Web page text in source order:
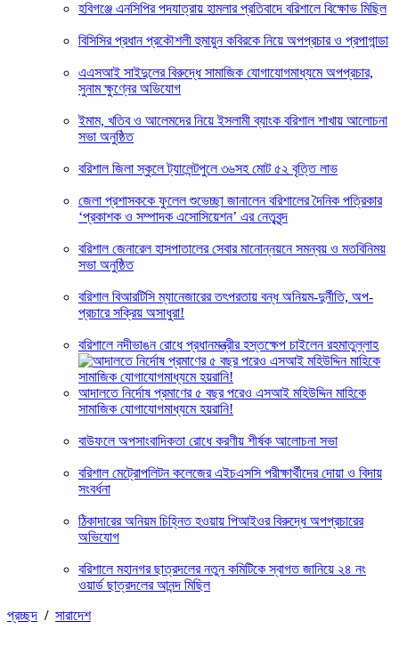
হবিগঞ্জে এনসিপির পদযাত্রায় হামলার প্রতিবাদে বরিশালে বিক্ষোভ মিছিল
বিসিসির প্রধান প্রকৌশলী হুমায়ুন কবিরকে নিয়ে অপপ্রচার ও প্রপাগান্ডা
এএসআই সাইদুলের বিরুদ্ধে সামাজিক যোগাযোগমাধ্যমে অপপ্রচার,
সুনাম ক্ষুণ্নের অভিযোগ
ইমাম, খতিব ও আলেমদের নিয়ে ইসলামী ব্যাংক বরিশাল শাখায় আলোচনা
সভা অনুষ্ঠিত
বরিশাল জিলা স্কুলে ট্যালেন্টপুলে ৩৬সহ মোট ৫২ বৃত্তি লাভ
জেলা প্রশাসককে ফুলেল শুভেচ্ছা জানালেন বরিশালের দৈনিক পত্রিকার
‘প্রকাশক ও সম্পাদক এসোসিয়েশন’ এর নেতৃবৃন্দ
বরিশাল জেনারেল হাসপাতালের সেবার মানোন্নয়নে সমন্বয় ও মতবিনিময়
সভা অনুষ্ঠিত
বরিশাল বিআরটিসি ম্যানেজারের তৎপরতায় বন্ধ অনিয়ম-দুর্নীতি, অপ-
প্রচারে সক্রিয় অসাধুরা!
বরিশালে নদীভাঙন রোধে প্রধানমন্ত্রীর হস্তক্ষেপ চাইলেন রহমাতুল্লাহ
আদালতে নির্দোষ প্রমাণের ৫ বছর পরেও এসআই মহিউদ্দিন মাহিকে
সামাজিক যোগাযোগমাধ্যমে হয়রানি!
বাউফলে অপসাংবাদিকতা রোধে করণীয় শীর্ষক আলোচনা সভা
বরিশাল মেট্রোপলিটন কলেজের এইচএসসি পরীক্ষার্থীদের দোয়া ও বিদায়
সংবর্ধনা
ঠিকাদারের অনিয়ম চিহ্নিত হওয়ায় পিআইওর বিরুদ্ধে অপপ্রচারের
অভিযোগ
বরিশালে মহানগর ছাত্রদলের নতুন কমিটিকে স্বাগত জানিয়ে ২৪ নং
ওয়ার্ড ছাত্রদলের আনন্দ মিছিল
প্রচ্ছদ / সারাদেশ